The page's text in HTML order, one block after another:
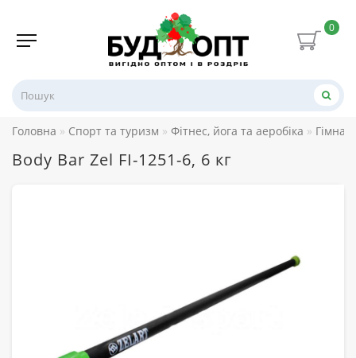
0
Головна Спорт та туризм Фітнес, йога та аеробіка
Body Bar Zel FI-1251-6, 6 кг